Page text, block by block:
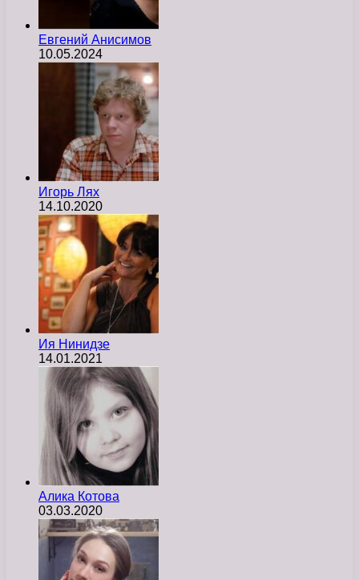
Евгений Анисимов
10.05.2024
Игорь Лях
14.10.2020
Ия Нинидзе
14.01.2021
Алика Котова
03.03.2020